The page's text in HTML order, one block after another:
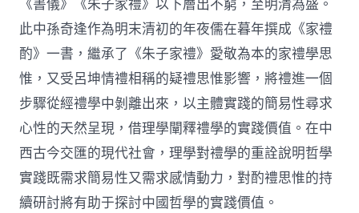
禮
制
到
道
理
天
然：
孫
奇
逢
酌
禮
思
《書儀》《朱子家禮》以下層出不窮，至明清為盛。
此中孫奇逢作為明末清初的年夜儒在暮年撰成《家禮
酌》一書，繼承了《朱子家禮》愛敬為本的家禮學思
惟，又受呂坤情禮相稱的疑禮思惟影響，將禮進一個
步驟從經禮學中剝離出來，以主體實踐的簡易性尋求
心性的天然呈現，借理學闡釋禮學的實踐價值。在中
西古今交匯的現代社會，理學對禮學的重詮說明哲學
實踐既需求簡易性又需求感情動力，對酌禮思惟的持
續研討將有助于探討中國哲學的實踐價值。